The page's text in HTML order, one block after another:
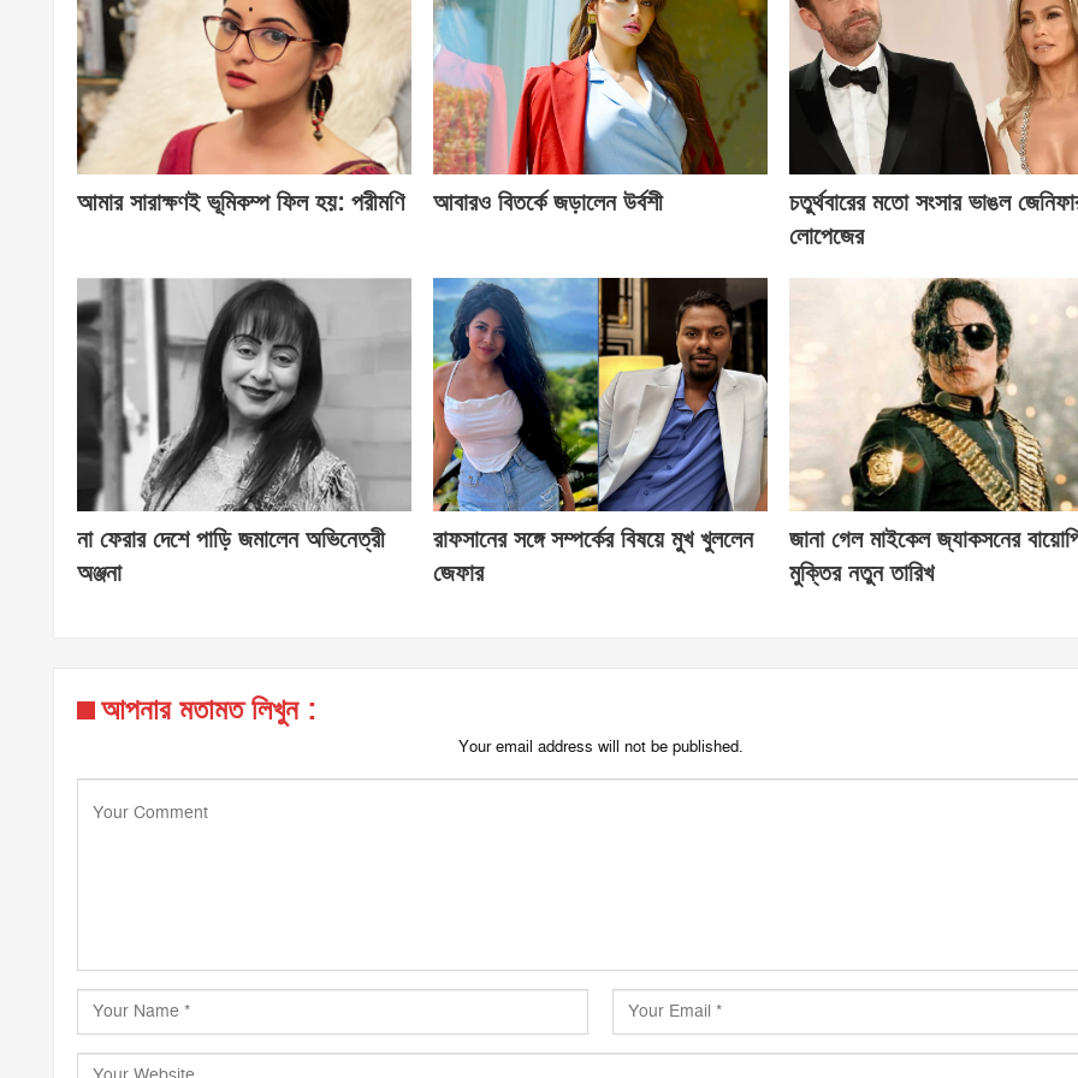
আমার সারাক্ষণই ভূমিকম্প ফিল হয়: পরীমণি আবারও বিতর্কে জড়ালেন উর্বশী
চতুর্থবারের মতো সংসার ভাঙল
লোপেজের
না ফেরার দেশে পাড়ি জমালেন অভিনেত্রী
অঞ্জনা
রাফসানের সঙ্গে সম্পর্কের বিষয়ে মুখ খুললেন
জেফার
জানা গেল মাইকেল জ্যাকসনের
মুক্তির নতুন তারিখ
আপনার মতামত লিখুন :
Your email address will not be published.